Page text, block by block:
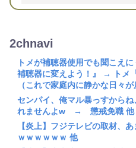
2chnavi
トメが補聴器使用でも聞こえ
補聴器に変えよう！』 → トメ
（これで家庭内に静かな日々
センパイ、俺マル暴っすから
れませんよw → 懲戒免職 他
【炎上】フジテレビの取材、
ｗｗｗｗｗｗ 他